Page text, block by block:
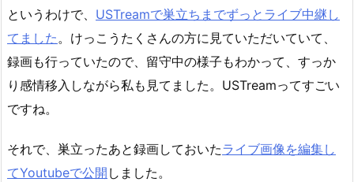
というわけで、 USTreamで巣立ちまでずっとライブ中継し
てました。けっこうたくさんの方に見ていただいていて、
録画も行っていたので、留守中の様子もわかって、すっか
り感情移入しながら私も見てました。USTreamってすごい
ですね。
それで、巣立ったあと録画しておいたライブ画像を編集し
てYoutubeで公開 しました。